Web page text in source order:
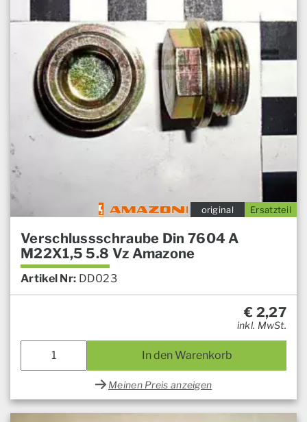
Ersatzteil
original
Verschlussschraube Din 7604 A
M22X1,5 5.8 Vz Amazone
Artikel Nr: DD023
€ 2,27
inkl. MwSt.
In den Warenkorb
Meinen Preis anzeigen